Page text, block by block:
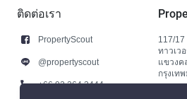
ติดต่อเรา
PropertyScout
@propertyscout
+66 92 264 3444
117/
ทาวเว
แขวงค
กรุงเท